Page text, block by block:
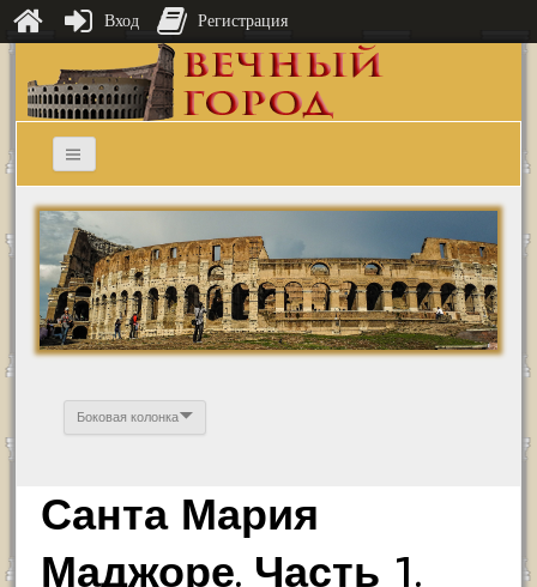
Боковая колонка
Санта Мария
Маджоре. Часть 1.
Вход Регистрация